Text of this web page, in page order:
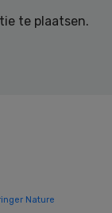
te plaatsen.
Nature